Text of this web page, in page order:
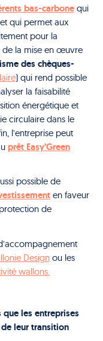
bas-carbonequi
et qui permet aux
pour la
de la mise en œuvre
des chèques-
) qui rend possible
la faisabilité
énergétique et
circulaire dans le
l’entreprise peut
prêt Easy’Green
possible de
en faveur
de
Designou les
wallons.
les entreprises
leur transition